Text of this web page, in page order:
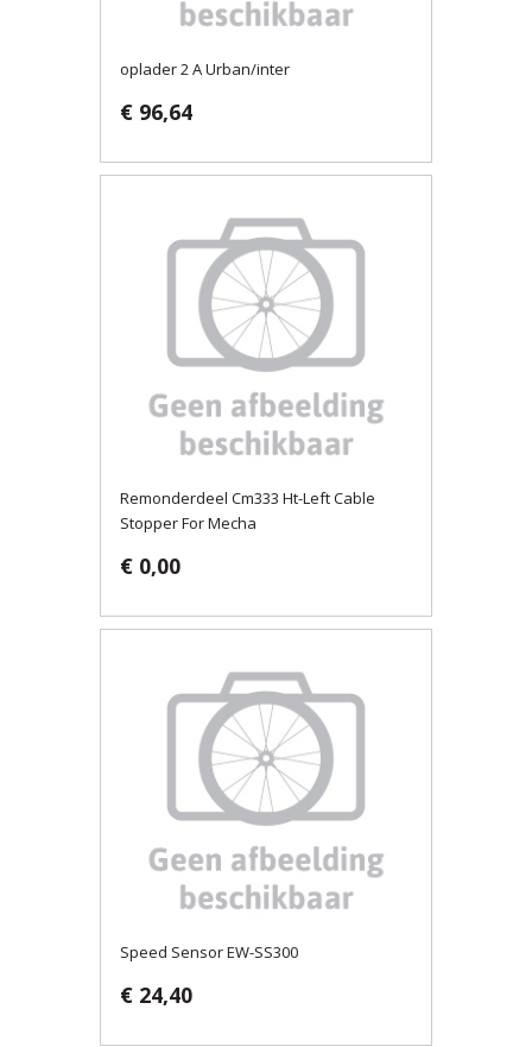
oplader 2 A Urban/inter
€ 96,64
Remonderdeel Cm333 Ht-Left Cable
Stopper For Mecha
€ 0,00
Speed Sensor EW-SS300
€ 24,40